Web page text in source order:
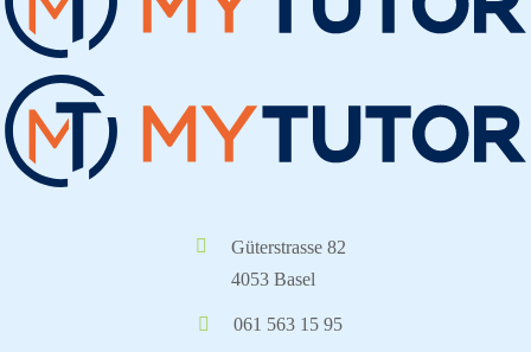
Güterstrasse 82
4053 Basel
061 563 15 95